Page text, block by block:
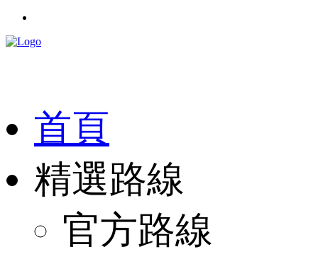
首頁
精選路線
官方路線